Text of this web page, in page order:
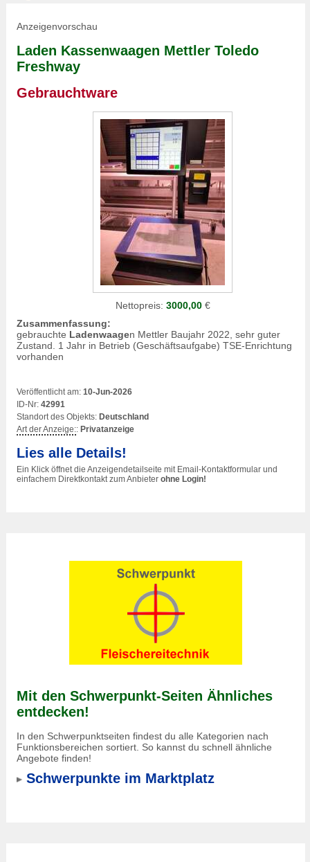
Anzeigenvorschau
Laden Kassenwaagen Mettler Toledo
Freshway
Gebrauchtware
Nettopreis: 3000,00€
Zusammenfassung:
gebrauchte Ladenwaagen Mettler Baujahr 2022, sehr guter
Zustand. 1 Jahr in Betrieb (Geschäftsaufgabe) TSE-Enrichtung
vorhanden
Veröffentlicht am: 10-Jun-2026
ID-Nr: 42991
Standort des Objekts: Deutschland
Art der Anzeige:: Privatanzeige
Lies alle Details!
Ein Klick öffnet die Anzeigendetailseite mit Email-Kontaktformular und
einfachem Direktkontakt zum Anbieter ohne Login!
Mit den Schwerpunkt-Seiten Ähnliches
entdecken!
In den Schwerpunktseiten findest du alle Kategorien nach
Funktionsbereichen sortiert. So kannst du schnell ähnliche
Angebote finden!
Schwerpunkte im Marktplatz